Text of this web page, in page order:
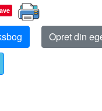
Opret din